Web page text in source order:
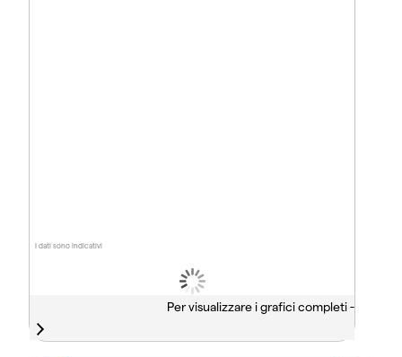
I dati sono indicativi
Per visualizzare i grafici completi -